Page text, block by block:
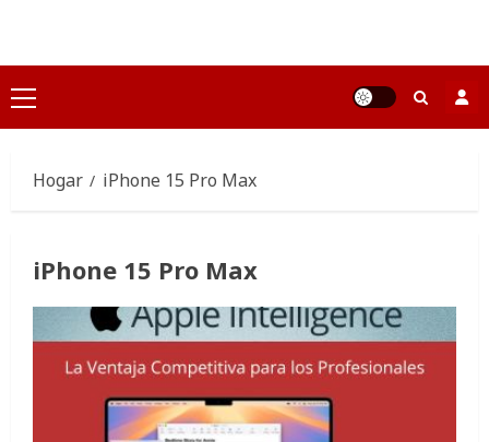
contenido
Menú
principal
Hogar iPhone 15 Pro Max
iPhone 15 Pro Max